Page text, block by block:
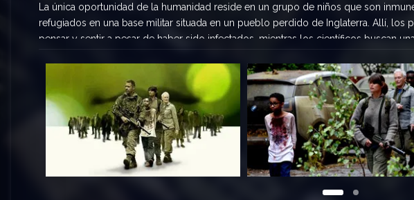
La única oportunidad de la humanidad reside en un grupo de niños que son
refugiados en una base militar situada en un pueblo perdido de Inglaterra. Allí, los
pensar y sentir a pesar de haber sido infectados, mientras los científicos buscan